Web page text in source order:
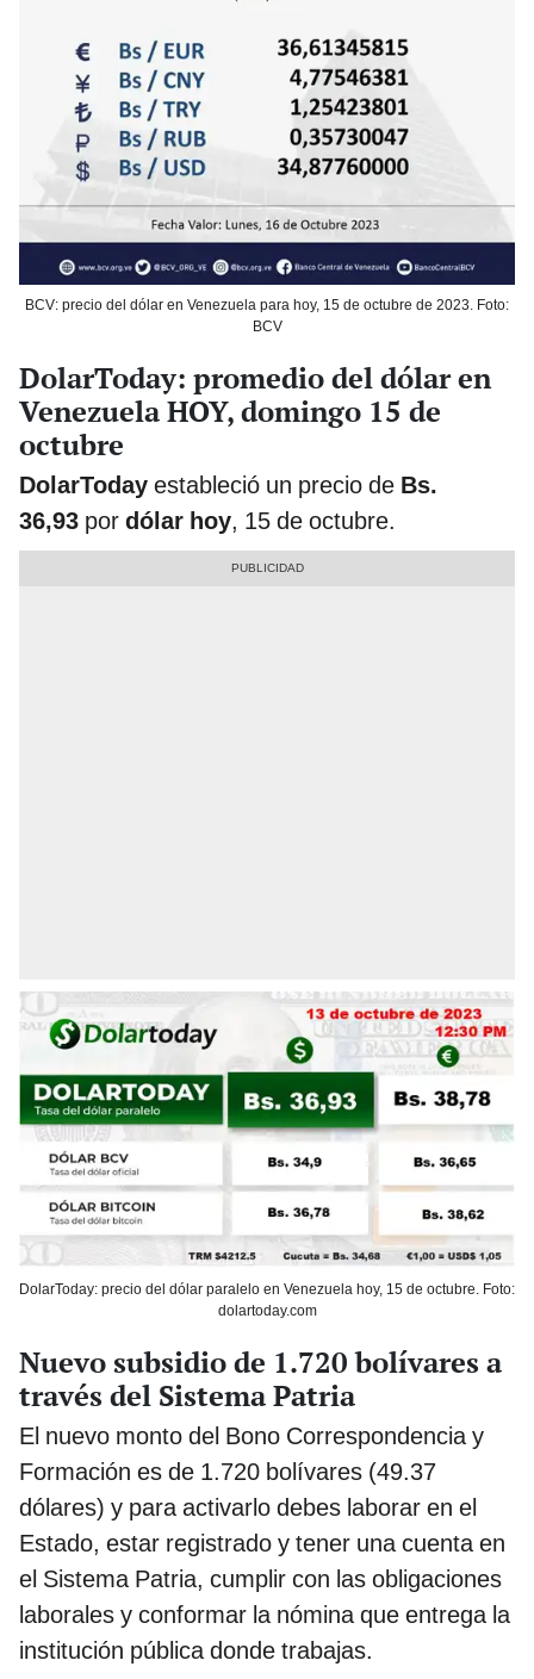
BCV: precio del dólar en Venezuela para hoy, 15 de octubre de 2023. Foto:
BCV
DolarToday: promedio del dólar en
Venezuela HOY, domingo 15 de
octubre
DolarToday estableció un precio de Bs.
36,93 por dólar hoy, 15 de octubre.
DolarToday: precio del dólar paralelo en Venezuela hoy, 15 de octubre. Foto:
dolartoday.com
Nuevo subsidio de 1.720 bolívares a
través del Sistema Patria
El nuevo monto del Bono Correspondencia y
Formación es de 1.720 bolívares (49.37
dólares) y para activarlo debes laborar en el
Estado, estar registrado y tener una cuenta en
el Sistema Patria, cumplir con las obligaciones
laborales y conformar la nómina que entrega la
institución pública donde trabajas.